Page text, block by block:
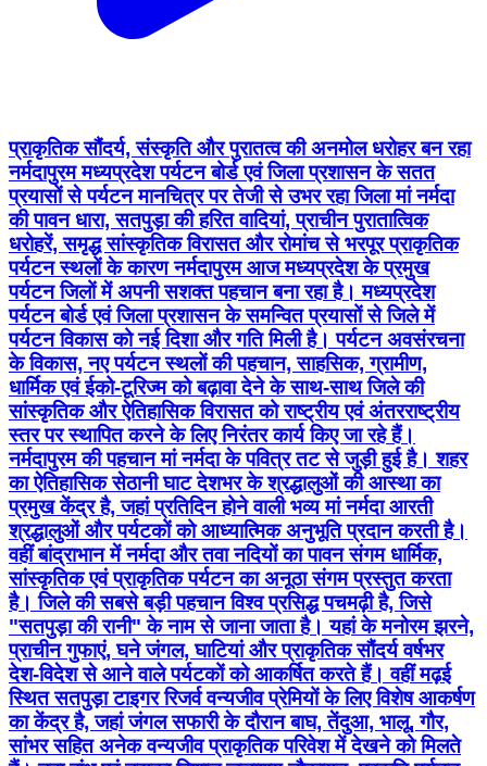
प्राकृतिक सौंदर्य, संस्कृति और पुरातत्व की अनमोल धरोहर बन रहा
नर्मदापुरम मध्यप्रदेश पर्यटन बोर्ड एवं जिला प्रशासन के सतत
प्रयासों से पर्यटन मानचित्र पर तेजी से उभर रहा जिला मां नर्मदा
की पावन धारा, सतपुड़ा की हरित वादियां, प्राचीन पुरातात्विक
धरोहरें, समृद्ध सांस्कृतिक विरासत और रोमांच से भरपूर प्राकृतिक
पर्यटन स्थलों के कारण नर्मदापुरम आज मध्यप्रदेश के प्रमुख
पर्यटन जिलों में अपनी सशक्त पहचान बना रहा है। मध्यप्रदेश
पर्यटन बोर्ड एवं जिला प्रशासन के समन्वित प्रयासों से जिले में
पर्यटन विकास को नई दिशा और गति मिली है। पर्यटन अवसंरचना
के विकास, नए पर्यटन स्थलों की पहचान, साहसिक, ग्रामीण,
धार्मिक एवं ईको-टूरिज्म को बढ़ावा देने के साथ-साथ जिले की
सांस्कृतिक और ऐतिहासिक विरासत को राष्ट्रीय एवं अंतरराष्ट्रीय
स्तर पर स्थापित करने के लिए निरंतर कार्य किए जा रहे हैं।
नर्मदापुरम की पहचान मां नर्मदा के पवित्र तट से जुड़ी हुई है। शहर
का ऐतिहासिक सेठानी घाट देशभर के श्रद्धालुओं की आस्था का
प्रमुख केंद्र है, जहां प्रतिदिन होने वाली भव्य मां नर्मदा आरती
श्रद्धालुओं और पर्यटकों को आध्यात्मिक अनुभूति प्रदान करती है।
वहीं बांद्राभान में नर्मदा और तवा नदियों का पावन संगम धार्मिक,
सांस्कृतिक एवं प्राकृतिक पर्यटन का अनूठा संगम प्रस्तुत करता
है। जिले की सबसे बड़ी पहचान विश्व प्रसिद्ध पचमढ़ी है, जिसे
"सतपुड़ा की रानी" के नाम से जाना जाता है। यहां के मनोरम झरने,
प्राचीन गुफाएं, घने जंगल, घाटियां और प्राकृतिक सौंदर्य वर्षभर
देश-विदेश से आने वाले पर्यटकों को आकर्षित करते हैं। वहीं मढ़ई
स्थित सतपुड़ा टाइगर रिजर्व वन्यजीव प्रेमियों के लिए विशेष आकर्षण
का केंद्र है, जहां जंगल सफारी के दौरान बाघ, तेंदुआ, भालू, गौर,
सांभर सहित अनेक वन्यजीव प्राकृतिक परिवेश में देखने को मिलते